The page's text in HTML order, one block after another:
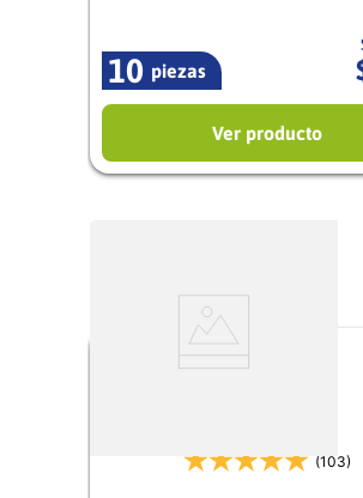
piezas
10
Ver producto
(103)